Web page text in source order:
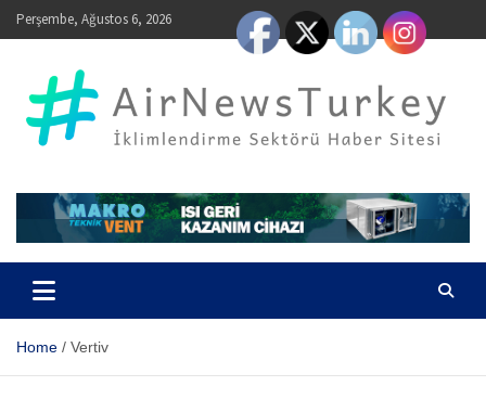
SkipPerşembe, Ağustos 6, 2026
Home Vertiv